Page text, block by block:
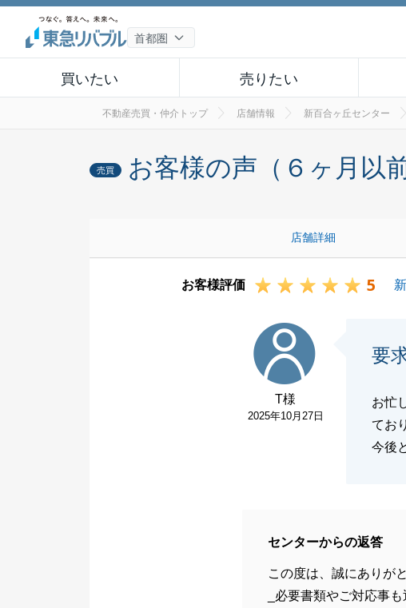
買いたい 売りたい
不動産売買・仲介トップ 店舗情報 新百合ヶ丘センター
売買 お客様の声（６ヶ月以前
店舗詳細
お客様評価 5
T様
2025年10月27日
要
お忙
てお
今後
センターからの返答
この度は、誠にありが
_必要書類やご対応事